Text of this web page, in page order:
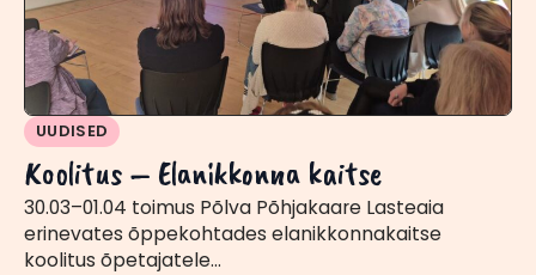
Koolitus – Elanikkonna kaitse
UUDISED
30.03–01.04 toimus Põlva Põhjakaare Lasteaia
erinevates õppekohtades elanikkonnakaitse
koolitus õpetajatele…